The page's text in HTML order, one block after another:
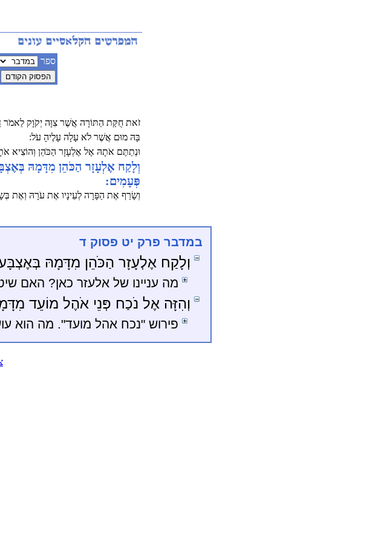
ספר
זֹאת חֻקַּת הַתּוֹרָה אֲשֶׁר צִוָּה יְקֹוָק לֵאמֹר
בָּהּ מוּם אֲשֶׁר לֹא עָלָה עָלֶיהָ עֹל:
וּנְתַתֶּם אֹתָהּ אֶל אֶלְעָזָר הַכֹּהֵן וְהוֹצִיא
וְלָקַח אֶלְעָזָר הַכֹּהֵן מִדָּמָהּ
פְּעָמִים:
וְשָׂרַף אֶת הַפָּרָה לְעֵינָיו אֶת עֹרָהּ וְאֶת
במדבר פרק יט פסוק ד
וְלָקַח אֶלְעָזָר הַכֹּהֵן מִדָּמָהּ
מה עניינו של אלעזר כאן? האם
וְהִזָּה אֶל נֹכַח פְּנֵי אֹהֶל מוֹעֵד
פירוש "נכח אהל מועד". מה הוא